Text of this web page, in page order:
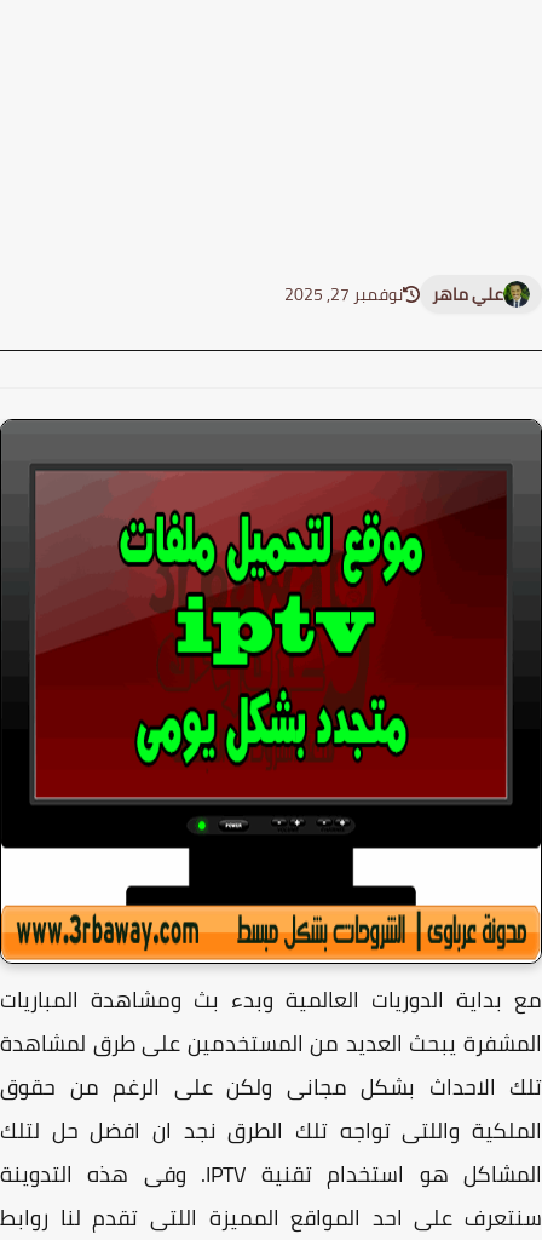
علي ماهر نوفمبر 27, 2025
الدوريات العالمية وبدء بث ومشاهدة المباريات
يبحث العديد من المستخدمين على طرق لمشاهدة
الاحداث بشكل مجانى ولكن على الرغم من حقوق
واللتى تواجه تلك الطرق نجد ان افضل حل لتلك
المشاكل هو استخدام تقنية IPTV. وفى هذه التدوينة
على احد المواقع المميزة اللتى تقدم لنا روابط